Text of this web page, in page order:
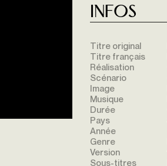
Infos
Titre original
Titre français
Réalisation
Scénario
Image
Musique
Durée
Pays
Année
Genre
Version
Sous-titres